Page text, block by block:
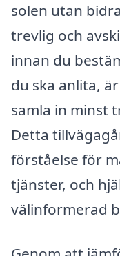
solen utan
trevlig och
innan du
du ska anlita,
samla in minst
Detta
förståelse för
tjänster, och
välinformerad